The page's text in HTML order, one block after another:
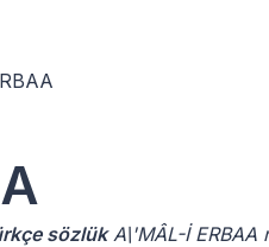
sözlükA\'MÂL-İ ERBAA